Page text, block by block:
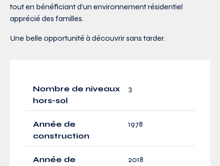
tout en bénéficiant d’un environnement résidentiel
apprécié des familles.
Une belle opportunité à découvrir sans tarder.
Nombre de niveaux
hors-sol
3
Année de
construction
1978
Année de
2018